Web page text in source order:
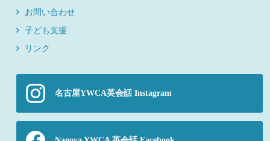
お問い合わせ
子ども支援
リンク
名古屋YWCA英会話 Instagram